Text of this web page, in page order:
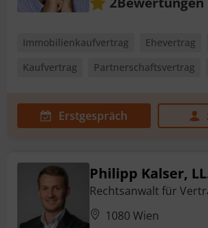
Immobilienkaufvertrag Ehevertrag
Kaufvertrag
Partnerschaftsvertrag
Erstgespräch
Philipp Kalser,
Rechtsanwalt für
1080 Wien